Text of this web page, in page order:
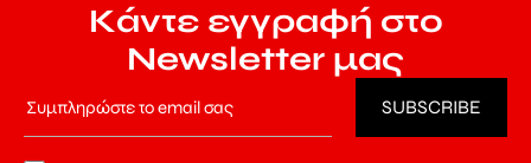
Κάντε εγγραφή στο
Newsletter μας